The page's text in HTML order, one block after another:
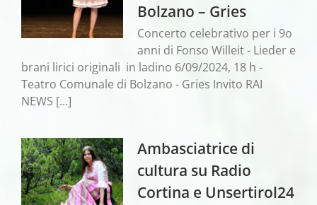
Bolzano – Gries
Concerto celebrativo per i 9o
anni di Fonso Willeit - Lieder e
brani lirici originali in ladino 6/09/2024, 18 h -
Teatro Comunale di Bolzano - Gries Invito RAI
NEWS [...]
Ambasciatrice di
cultura su Radio
Cortina e Unsertirol24